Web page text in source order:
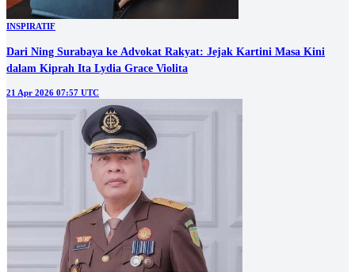
INSPIRATIF
Dari Ning Surabaya ke Advokat Rakyat: Jejak Kartini Masa Kini
dalam Kiprah Ita Lydia Grace Violita
21 Apr 2026 07:57 UTC